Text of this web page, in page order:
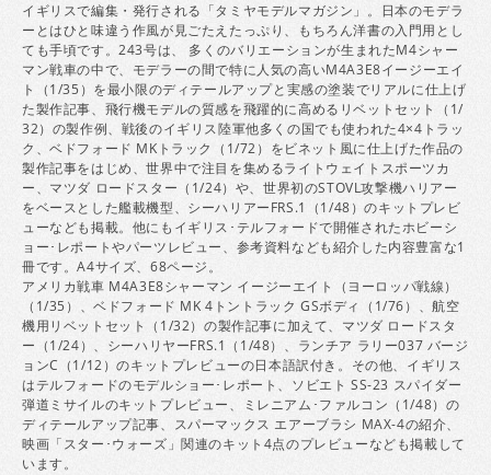
イギリスで編集・発行される「タミヤモデルマガジン」。日本のモデラ
ーとはひと味違う作風が見ごたえたっぷり、もちろん洋書の入門用とし
ても手頃です。243号は、 多くのバリエーションが生まれたM4シャー
マン戦車の中で、モデラーの間で特に人気の高いM4A3E8イージーエイ
ト（1/35）を最小限のディテールアップと実感の塗装でリアルに仕上げ
た製作記事、飛行機モデルの質感を飛躍的に高めるリベットセット（1/
32）の製作例、戦後のイギリス陸軍他多くの国でも使われた4×4トラッ
ク、ベドフォード MKトラック（1/72）をビネット風に仕上げた作品の
製作記事をはじめ、世界中で注目を集めるライトウェイトスポーツカ
ー、マツダ ロードスター（1/24）や、世界初のSTOVL攻撃機ハリアー
をベースとした艦載機型、シーハリアーFRS.1（1/48）のキットプレビ
ューなども掲載。他にもイギリス･テルフォードで開催されたホビーシ
ョー･レポートやパーツレビュー、参考資料なども紹介した内容豊富な1
冊です。A4サイズ、68ページ。
アメリカ戦車 M4A3E8シャーマン イージーエイト（ヨーロッパ戦線）
（1/35）、ベドフォード MK 4トントラック GSボディ（1/76）、航空
機用リベットセット（1/32）の製作記事に加えて、マツダ ロードスタ
ー（1/24）、シーハリヤーFRS.1（1/48）、ランチア ラリー037 バージ
ョンC（1/12）のキットプレビューの日本語訳付き。その他、イギリス
はテルフォードのモデルショー･レポート、ソビエト SS-23 スパイダー
弾道ミサイルのキットプレビュー、ミレニアム･ファルコン（1/48）の
ディテールアップ記事、スパーマックス エアーブラシ MAX-4の紹介、
映画「スター･ウォーズ」関連のキット4点のプレビューなども掲載して
います。